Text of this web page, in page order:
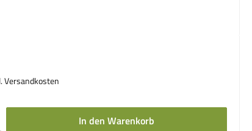
Versandkosten
gewünschten Wert ein oder benutze die Schaltflächen um die
In den Warenkorb